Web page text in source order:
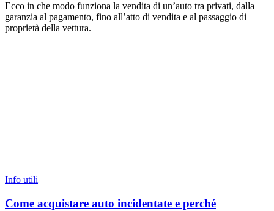
Ecco in che modo funziona la vendita di un’auto tra privati, dalla
garanzia al pagamento, fino all’atto di vendita e al passaggio di
proprietà della vettura.
Info utili
Come acquistare auto incidentate e perché